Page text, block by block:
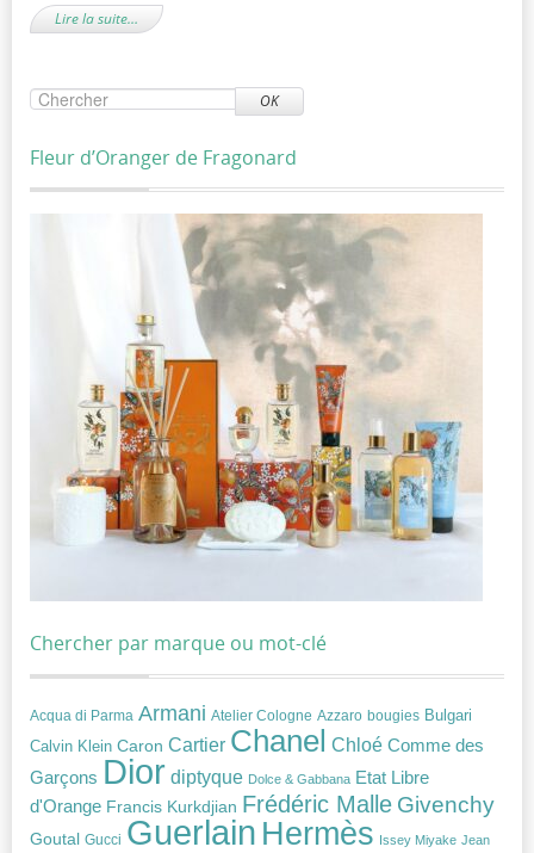
Lire la suite…
OK
Fleur d’Oranger de Fragonard
Chercher par marque ou mot-clé
Acqua di Parma Armani Atelier Cologne Azzaro bougies Bulgari
Calvin Klein Caron Cartier Chanel Chloé Comme des
Garçons Dior diptyque Dolce & Gabbana Etat Libre
d'Orange Francis Kurkdjian Frédéric Malle Givenchy
Goutal Gucci Guerlain Hermès Issey Miyake Jean